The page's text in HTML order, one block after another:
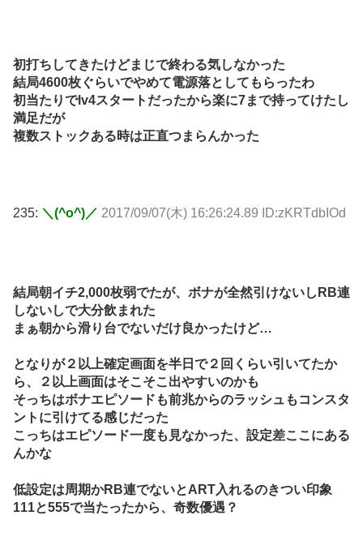
初打ちしてきたけどまじで終わる気しなかった
結局4600枚ぐらいでやめて電源落としてもらったわ
初当たりでlv4スタートだったから楽に7まで持ってけたし
満足だが
複数ストックある時は正直つまらんかった
235: ＼(^o^)／ 2017/09/07(木) 16:26:24.89 ID:zKRTdbIOd
結局朝イチ2,000枚弱でたが、ボナが全然引けないしRB連
しないしで大分飲まれた
まぁ朝から滑り台でないだけ良かったけど…
となりが２以上確定画面を半日で２回くらい引いてたか
ら、２以上画面はそこそこ出やすいのかも
そっちはボナエピソードも前兆からのラッシュもコンスタ
ントに引けてる感じだった
こっちはエピソード一度も見なかった、設定差ここにある
んかな
低設定は周期かRB連でないとART入れるのきつい印象
111と555で当たったから、奇数優遇？